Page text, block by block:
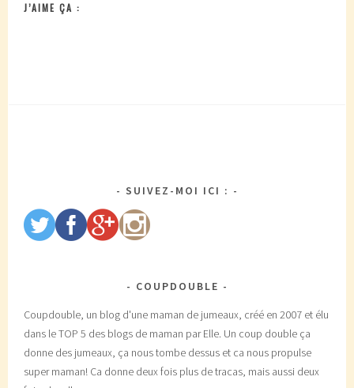
J’AIME ÇA :
SUIVEZ-MOI ICI :
COUPDOUBLE
Coupdouble, un blog d'une maman de jumeaux, créé en 2007 et élu
dans le TOP 5 des blogs de maman par Elle. Un coup double ça
donne des jumeaux, ça nous tombe dessus et ca nous propulse
super maman! Ca donne deux fois plus de tracas, mais aussi deux